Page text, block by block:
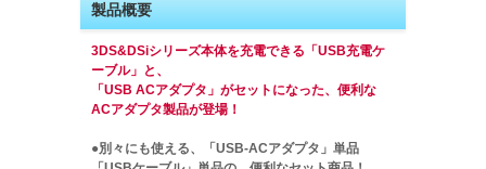
製品概要
3DS&DSiシリーズ本体を充電できる「USB充電ケ
ーブル」と、
「USB ACアダプタ」がセットになった、便利な
ACアダプタ製品が登場！
●別々にも使える、「USB-ACアダプタ」単品